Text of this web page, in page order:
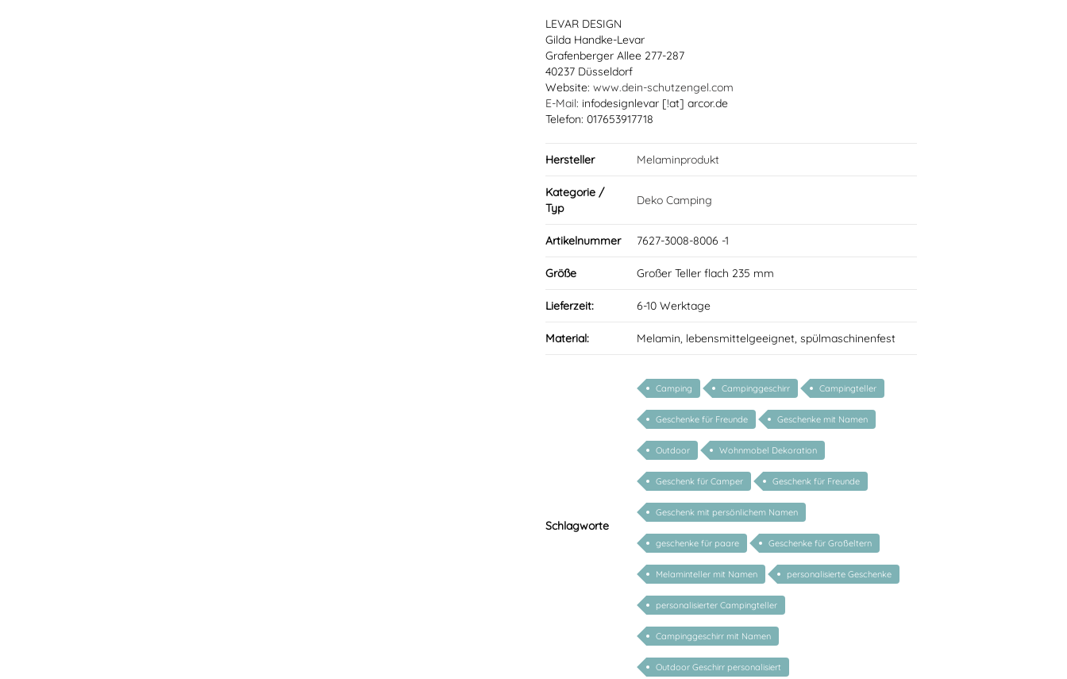
LEVAR DESIGN
Gilda Handke-Levar
Grafenberger Allee 277-287
40237 Düsseldorf
Website: www.dein-schutzengel.com
E-Mail: infodesignlevar [!at] arcor.de
Telefon: 017653917718
Hersteller Melaminprodukt
Kategorie /
Typ
Deko Camping
Artikelnummer 7627-3008-8006 -1
Größe Großer Teller flach 235 mm
Lieferzeit: 6-10 Werktage
Material: Melamin, lebensmittelgeeignet, spülmaschinenfest
Schlagworte
Camping Campinggeschirr Campingteller
Geschenke für Freunde Geschenke mit Namen
Outdoor Wohnmobel Dekoration
Geschenk für Camper Geschenk für Freunde
Geschenk mit persönlichem Namen
geschenke für paare Geschenke für Großeltern
Melaminteller mit Namen personalisierte Geschenke
personalisierter Campingteller
Campinggeschirr mit Namen
Outdoor Geschirr personalisiert